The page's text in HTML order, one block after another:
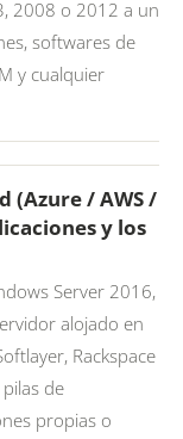
2008 o 2012 a un
softwares de
y cualquier
(Azure / AWS /
y los
Server 2016,
alojado en
Rackspace
de
propias o